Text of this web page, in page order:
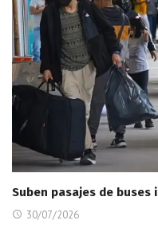
Suben pasajes de
30/07/2026